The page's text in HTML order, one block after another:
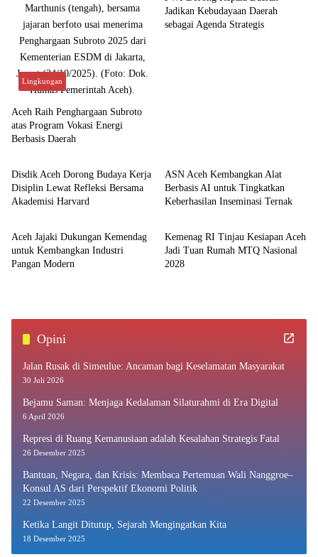
Lingkungan
Aceh Raih Penghargaan Subroto
atas Program Vokasi Energi
Berbasis Daerah
Jadikan Kebudayaan Daerah
sebagai Agenda Strategis
Aceh
Disdik Aceh Dorong Budaya Kerja
Disiplin Lewat Refleksi Bersama
Akademisi Harvard
ASN Aceh Kembangkan Alat
Berbasis AI untuk Tingkatkan
Keberhasilan Inseminasi Ternak
Aceh
Aceh Jajaki Dukungan Kemendag
untuk Kembangkan Industri
Pangan Modern
Aceh
Kemenag RI Tinjau Kesiapan Aceh
Jadi Tuan Rumah MTQ Nasional
2028
Opini
Jalan Rusak di Simeulue: Ancaman bagi Keselamatan Masyarakat
30 Juli 2026
Bejamu Saman: Menjaga Kedalaman Silaturahmi di Era Digital
6 April 2026
Represi di Ruang Kemanusiaan adalah Kesalahan Strategis Fatal
26 Desember 2025
Bantuan, Negara, dan Krisis: Membaca Pertemuan Wali Nanggroe–
Konsul AS dari Perspektif Ekonomi Politik
22 Desember 2025
Ketika Langit Ditutup, Sejarah Mengingatkan Kita
18 Desember 2025